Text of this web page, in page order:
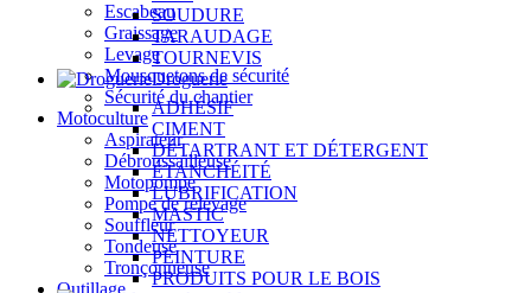
Escabeau
Graissage
Levage
Mousquetons de sécurité
Sécurité du chantier
Motoculture
Aspirateur
Débroussailleuse
Motopompe
Pompe de relevage
Souffleur
Tondeuse
Tronçonneuse
Outillage
SOUDURE
TARAUDAGE
TOURNEVIS
Droguerie
ADHÉSIF
CIMENT
DÉTARTRANT ET DÉTERGENT
ÉTANCHÉITÉ
LUBRIFICATION
MASTIC
NETTOYEUR
PEINTURE
PRODUITS POUR LE BOIS